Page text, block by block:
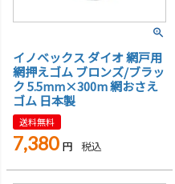
イノベックス ダイオ 網戸用
網押えゴム ブロンズ/ブラッ
ク 5.5mm×300m 網おさえ
ゴム 日本製
送料無料
7,380 税込